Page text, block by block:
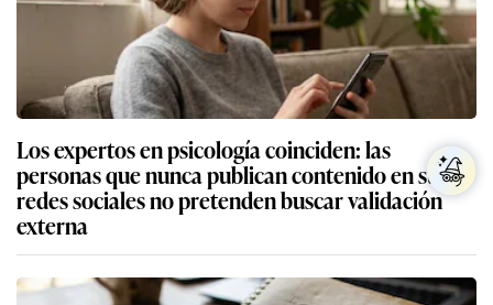
Los expertos en psicología coinciden: las
personas que nunca publican contenido en sus
redes sociales no pretenden buscar validación
externa